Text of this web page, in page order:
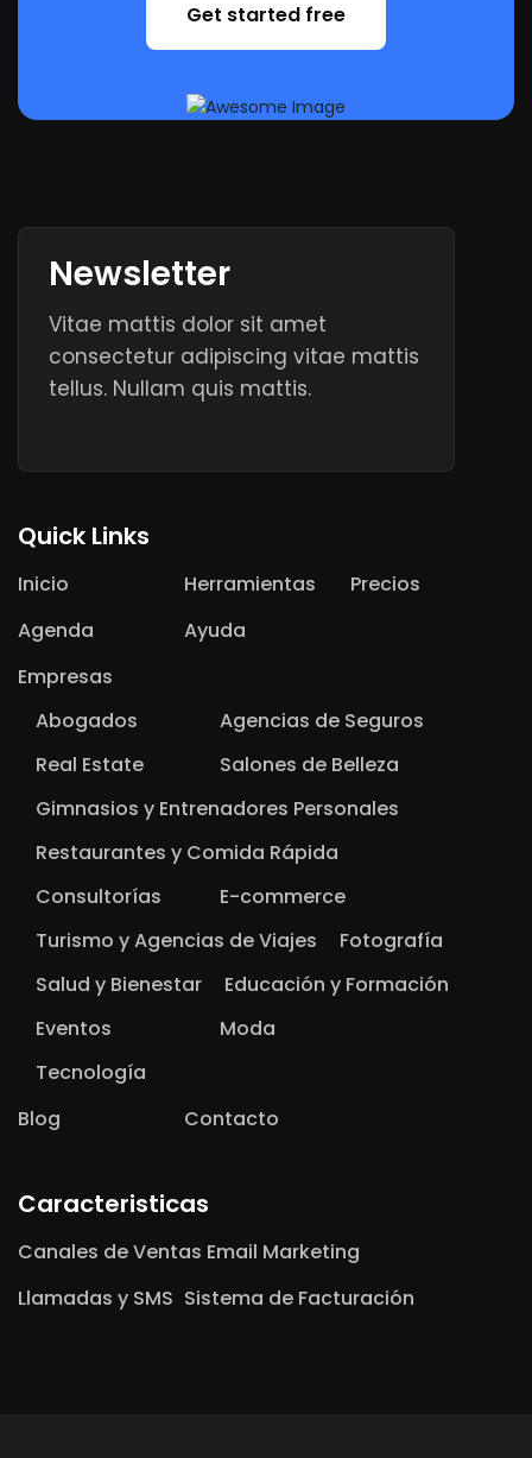
Get started free
Newsletter
Vitae mattis dolor sit amet
consectetur adipiscing vitae mattis
tellus. Nullam quis mattis.
Quick Links
Inicio Herramientas
Precios
Agenda
Ayuda
Empresas
Abogados
Agencias de Seguros
Real Estate
Salones de Belleza
Gimnasios y Entrenadores Personales
Restaurantes y Comida Rápida
Consultorías
E-commerce
Turismo y Agencias de Viajes
Fotografía
Salud y Bienestar
Educación y Formación
Eventos
Moda
Tecnología
Blog
Contacto
Caracteristicas
Canales de Ventas Email Marketing
Llamadas y SMS Sistema de Facturación